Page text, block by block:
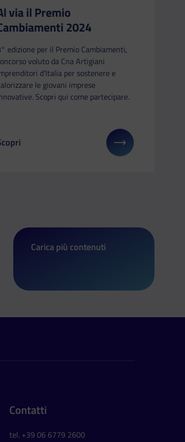
dall’UE e dal MIM
via il Premio
2024
edizione per il Premio Cambiamenti,
voluto da Cna Artigiani
d'Italia per sostenere e
le giovani imprese
Scopri qui come partecipare.
link ti porterà ad avere maggiori dettagli su: Al
Carica più contenuti
Contatti
tel. +39 06 6779 2600